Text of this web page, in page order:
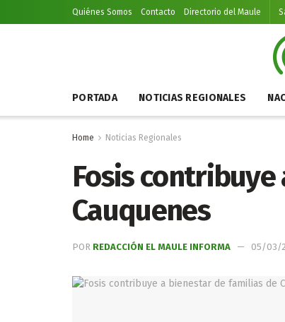
Quiénes Somos Contacto Directorio del Maule
PORTADA NOTICIAS REGIONALES
Home Noticias Regionales
Fosis
Cauquenes
POR REDACCIÓN EL MAULE INFORMA 05/03/